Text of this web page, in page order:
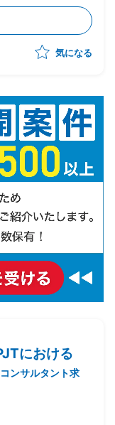
ッション他会
ック
気になる
における
ンサルタント求